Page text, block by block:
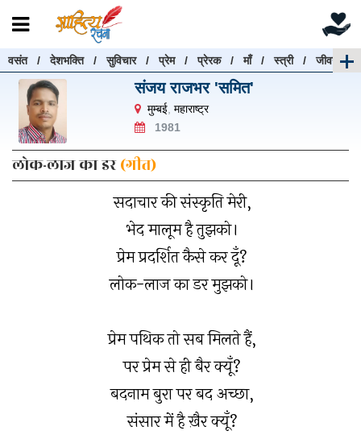
वसंत/देशभक्ति/सुविचार/प्रेम/प्रेरक/माँ/स्त्री/जीवन
संजय राजभर 'समित'
मुम्बई, महाराष्ट्र
1981
लोक-लाज का डर(गीत)
सदाचार की संस्कृति मेरी,
भेद मालूम है तुझको।
प्रेम प्रदर्शित कैसे कर दूँ?
लोक-लाज का डर मुझको।
प्रेम पथिक तो सब मिलते हैं,
पर प्रेम से ही बैर क्यूँ?
बदनाम बुरा पर बद अच्छा,
संसार में है ख़ैर क्यूँ?
रचनाएँ खोजें
रचनाएँ खोजने के लिए नीचे दी गई बॉक्स में हिन्दी में लिखें और
"खोजें" बटन पर क्लिक करें
खोजें